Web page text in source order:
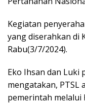
Kegiatan
yang diserahkan di
Rabu(3/7/2024).
Eko Ihsan dan Luki
mengatakan, PTSL
pemerintah melalui